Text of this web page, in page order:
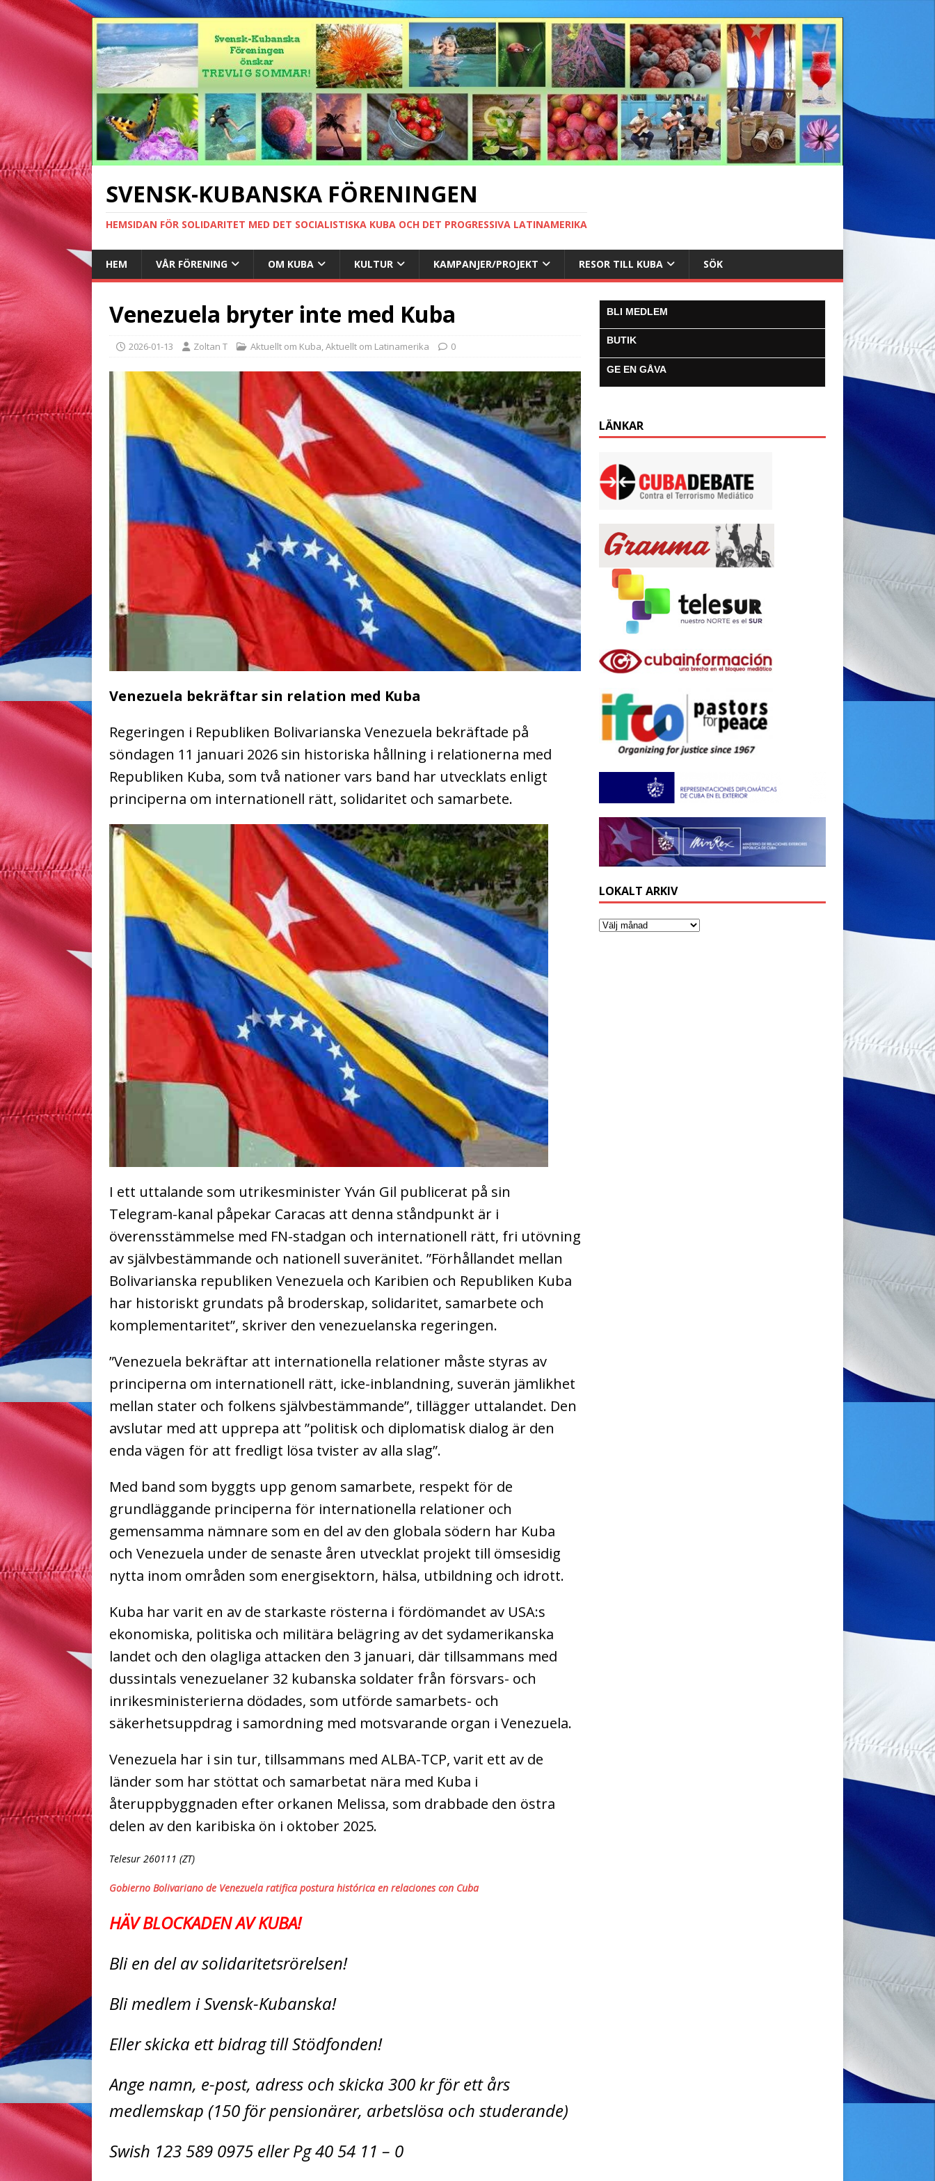
SVENSK-KUBANSKA FÖRENINGEN
HEMSIDAN FÖR SOLIDARITET MED DET SOCIALISTISKA KUBA OCH DET PROGRESSIVA LATINAMERIKA
HEM VÅR FÖRENING OM KUBA KULTUR KAMPANJER/PROJEKT RESOR TILL KUBA SÖK
Venezuela bryter inte med Kuba
2026-01-13 Zoltan T Aktuellt om Kuba,Aktuellt om Latinamerika 0
Venezuela bekräftar sin relation med Kuba
Regeringen i Republiken Bolivarianska Venezuela bekräftade på
söndagen 11 januari 2026 sin historiska hållning i relationerna med
Republiken Kuba, som två nationer vars band har utvecklats enligt
principerna om internationell rätt, solidaritet och samarbete.
I ett uttalande som utrikesminister Yván Gil publicerat på sin
Telegram-kanal påpekar Caracas att denna ståndpunkt är i
överensstämmelse med FN-stadgan och internationell rätt, fri utövning
av självbestämmande och nationell suveränitet. ”Förhållandet mellan
Bolivarianska republiken Venezuela och Karibien och Republiken Kuba
har historiskt grundats på broderskap, solidaritet, samarbete och
komplementaritet”, skriver den venezuelanska regeringen.
”Venezuela bekräftar att internationella relationer måste styras av
principerna om internationell rätt, icke-inblandning, suverän jämlikhet
mellan stater och folkens självbestämmande”, tillägger uttalandet. Den
avslutar med att upprepa att ”politisk och diplomatisk dialog är den
enda vägen för att fredligt lösa tvister av alla slag”.
Med band som byggts upp genom samarbete, respekt för de
grundläggande principerna för internationella relationer och
gemensamma nämnare som en del av den globala södern har Kuba
och Venezuela under de senaste åren utvecklat projekt till ömsesidig
nytta inom områden som energisektorn, hälsa, utbildning och idrott.
Kuba har varit en av de starkaste rösterna i fördömandet av USA:s
ekonomiska, politiska och militära belägring av det sydamerikanska
landet och den olagliga attacken den 3 januari, där tillsammans med
dussintals venezuelaner 32 kubanska soldater från försvars- och
inrikesministerierna dödades, som utförde samarbets- och
säkerhetsuppdrag i samordning med motsvarande organ i Venezuela.
Venezuela har i sin tur, tillsammans med ALBA-TCP, varit ett av de
länder som har stöttat och samarbetat nära med Kuba i
återuppbyggnaden efter orkanen Melissa, som drabbade den östra
delen av den karibiska ön i oktober 2025.
Telesur 260111 (ZT)
Gobierno Bolivariano de Venezuela ratifica postura histórica en relaciones con Cuba
HÄV BLOCKADEN AV KUBA!
Bli en del av solidaritetsrörelsen!
Bli medlem i Svensk-Kubanska!
Eller skicka ett bidrag till Stödfonden!
Ange namn, e-post, adress och skicka 300 kr för ett års
medlemskap (150 för pensionärer, arbetslösa och studerande)
Swish 123 589 0975 eller Pg 40 54 11 – 0
BLI MEDLEM
BUTIK
GE EN GÅVA
LÄNKAR
LOKALT ARKIV